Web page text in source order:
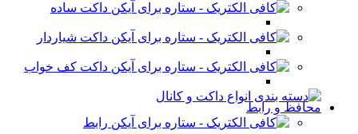
داکت ساده
داکت شیاردار
داکت کف خواب
محافظ و رابط
رابط